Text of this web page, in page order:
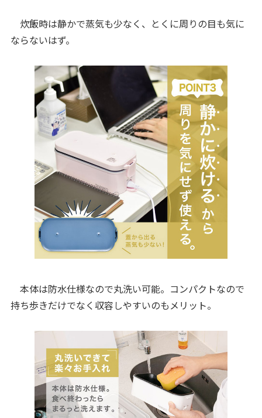
炊飯時は静かで蒸気も少なく、とくに周りの目も気に
ならないはず。
本体は防水仕様なので丸洗い可能。コンパクトなので
持ち歩きだけでなく収容しやすいのもメリット。